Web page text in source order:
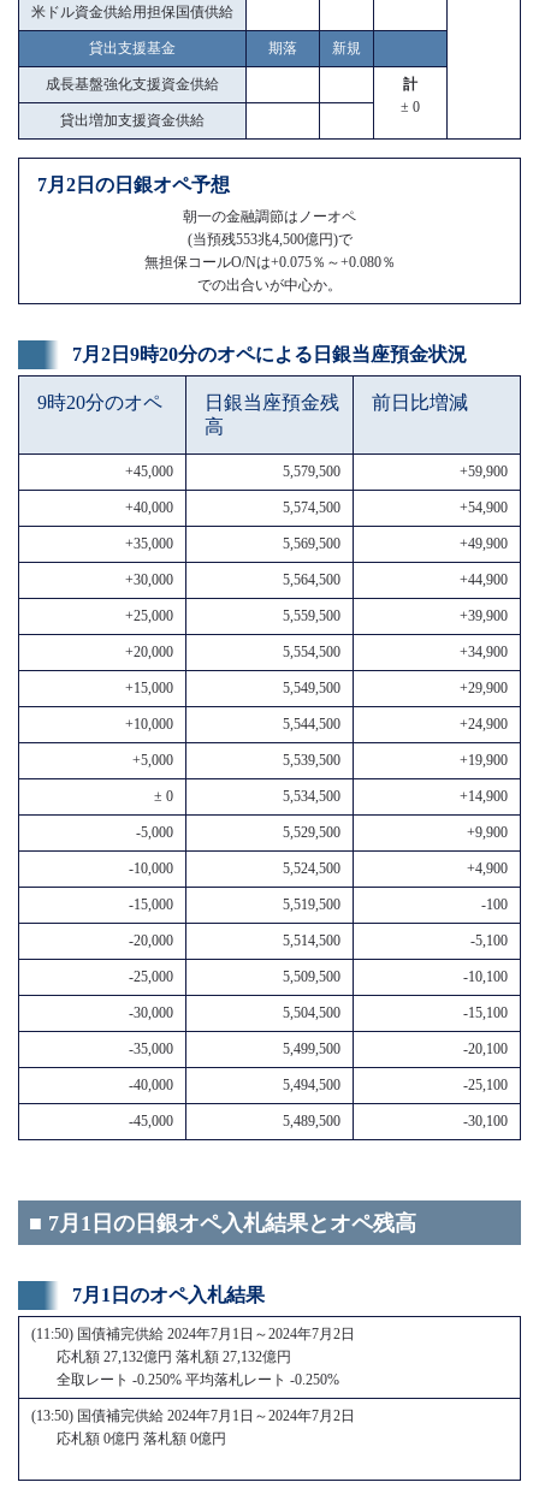
米ドル資金供給用担保国債供給
貸出支援基金 期落 新規
成長基盤強化支援資金供給
計
± 0
貸出増加支援資金供給
7月2日の日銀オペ予想
朝一の金融調節はノーオペ
(当預残553兆4,500億円)で
無担保コールO/Nは+0.075％～+0.080％
での出合いが中心か。
7月2日9時20分のオペによる日銀当座預金状況
9時20分のオペ
日銀当座預金残
高
前日比増減
+45,000 5,579,500 +59,900
+40,000 5,574,500 +54,900
+35,000 5,569,500 +49,900
+30,000 5,564,500 +44,900
+25,000 5,559,500 +39,900
+20,000 5,554,500 +34,900
+15,000 5,549,500 +29,900
+10,000 5,544,500 +24,900
+5,000 5,539,500 +19,900
± 0 5,534,500 +14,900
-5,000 5,529,500 +9,900
-10,000 5,524,500 +4,900
-15,000 5,519,500 -100
-20,000 5,514,500 -5,100
-25,000 5,509,500 -10,100
-30,000 5,504,500 -15,100
-35,000 5,499,500 -20,100
-40,000 5,494,500 -25,100
-45,000 5,489,500 -30,100
■ 7月1日の日銀オペ入札結果とオペ残高
7月1日のオペ入札結果
(11:50) 国債補完供給 2024年7月1日～2024年7月2日
応札額 27,132億円 落札額 27,132億円
全取レート -0.250% 平均落札レート -0.250%
(13:50) 国債補完供給 2024年7月1日～2024年7月2日
応札額 0億円 落札額 0億円